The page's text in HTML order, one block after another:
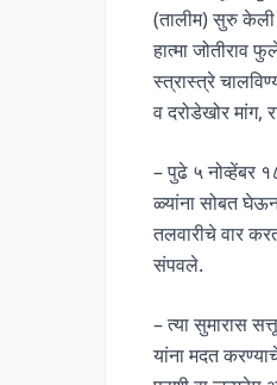
(तालीम) सुरु केली
हात्मा जोतीराव
स्त्रास्त्रे
व दरोडेखोर मांग,
– पुढे ५ नोव्हेंबर
ळ्यांना सोबत
तलवारीचे वार
संपवले.
– त्या सुमारास
यांना मदत